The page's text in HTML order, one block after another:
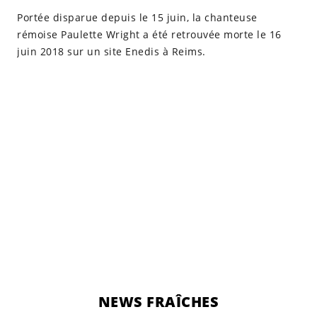
Portée disparue depuis le 15 juin, la chanteuse
rémoise Paulette Wright a été retrouvée morte le 16
juin 2018 sur un site Enedis à Reims.
NEWS FRAÎCHES